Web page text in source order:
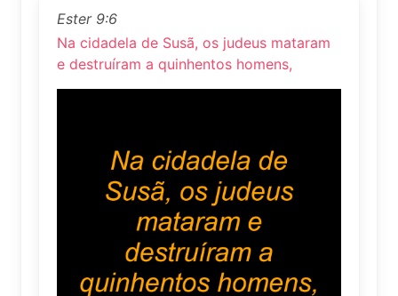
Ester 9:6
Na cidadela de Susã, os judeus mataram
e destruíram a quinhentos homens,